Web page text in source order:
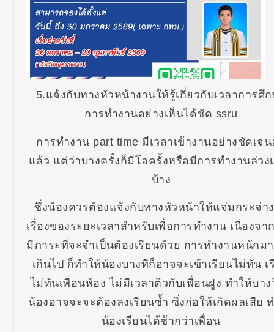
5.แจ้งกับทางหัวหน้างานให้รู้เกี่ยวกับเวลาการศึ
การทำงานอย่างเห็นได้ชัด ssru
การทำงาน part time มีเวลาเข้างานอย่างชัดเจ
แล้ว แต่ว่าบางครั้งก็มีโอครั้งหรือมีการทำงานล่วง
บ้าง
ซึ่งน้องควรต้องแจ้งกับทางหัวหน้าให้แจ่มกระจ่า
เรื่องของระยะเวลาสำหรับเพื่อการทำงาน เนื่องจา
มีภาระที่จะจำเป็นต้องเรียนด้วย การทำงานหนักม
เกินไป ก็ทำให้น้องบางทีก็อาจจะเข้าเรียนไม่ทัน เ
ไม่ทันเพื่อนพ้อง ไม่มีเวลาติวกับเพื่อนฝูง ทำให้บา
น้องอาจจะจะต้องลงเรียนซ้ำ ซึ่งก่อให้เกิดผลเสีย
น้องเรียนได้ช้ากว่าเพื่อน